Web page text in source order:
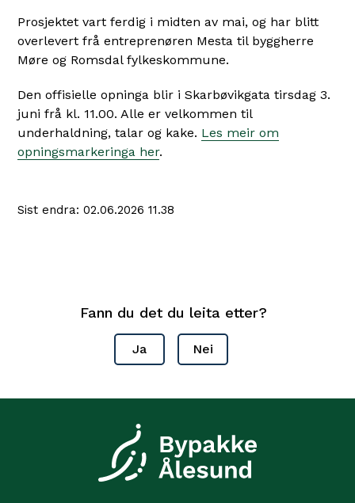
Prosjektet vart ferdig i midten av mai, og har blitt
overlevert frå entreprenøren Mesta til byggherre
Møre og Romsdal fylkeskommune.
Den offisielle opninga blir i Skarbøvikgata tirsdag 3.
juni frå kl. 11.00. Alle er velkommen til
underhaldning, talar og kake. Les meir om
opningsmarkeringa her.
Sist endra 02.06.2026 11.38
Fann du det du leita etter?
Ja Nei